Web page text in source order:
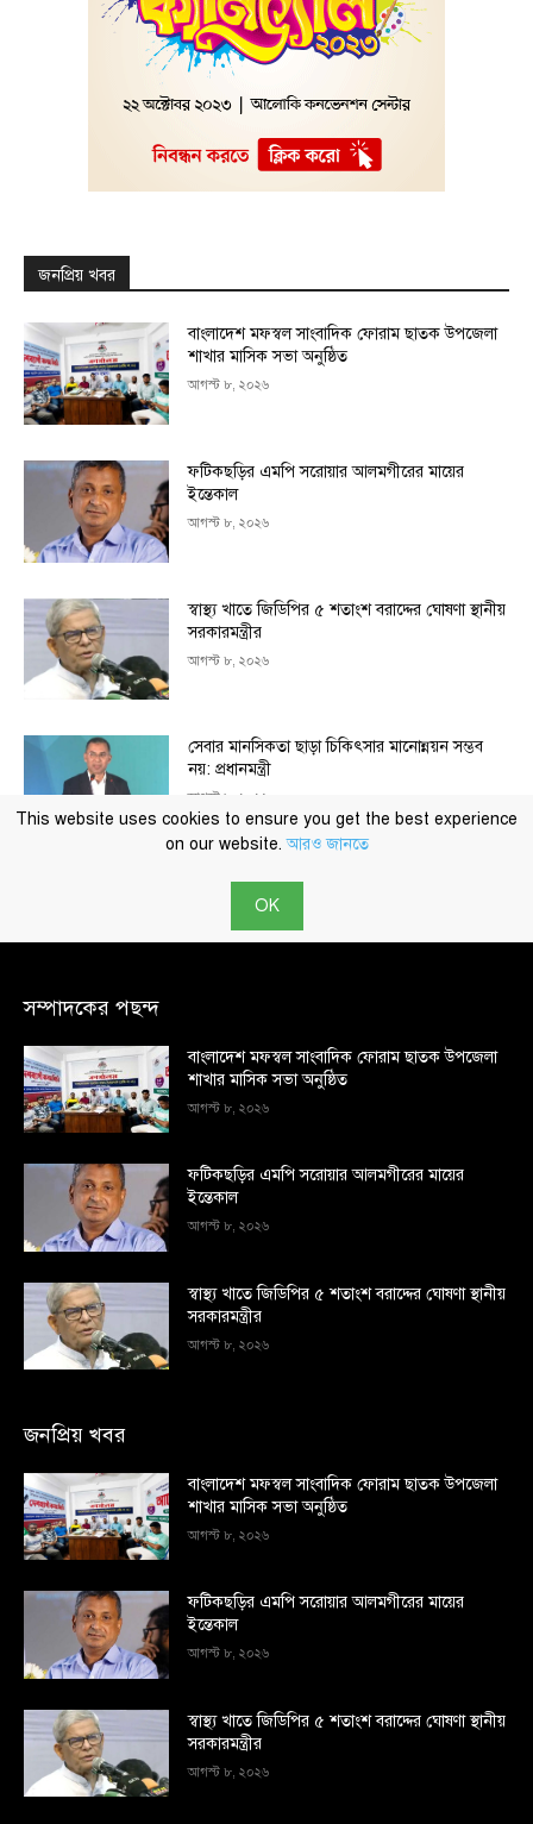
সম্পাদকের পছন্দ
বাংলাদেশ মফস্বল সাংবাদিক ফোরাম ছাতক উপজেলা
শাখার মাসিক সভা অনুষ্ঠিত
আগস্ট ৮, ২০২৬
ফটিকছড়ির এমপি সরোয়ার আলমগীরের মায়ের
ইন্তেকাল
আগস্ট ৮, ২০২৬
স্বাস্থ্য খাতে জিডিপির ৫ শতাংশ বরাদ্দের ঘোষণা স্থানীয়
সরকারমন্ত্রীর
আগস্ট ৮, ২০২৬
জনপ্রিয় খবর
বাংলাদেশ মফস্বল সাংবাদিক ফোরাম ছাতক উপজেলা
শাখার মাসিক সভা অনুষ্ঠিত
আগস্ট ৮, ২০২৬
ফটিকছড়ির এমপি সরোয়ার আলমগীরের মায়ের
ইন্তেকাল
আগস্ট ৮, ২০২৬
স্বাস্থ্য খাতে জিডিপির ৫ শতাংশ বরাদ্দের ঘোষণা স্থানীয়
সরকারমন্ত্রীর
আগস্ট ৮, ২০২৬